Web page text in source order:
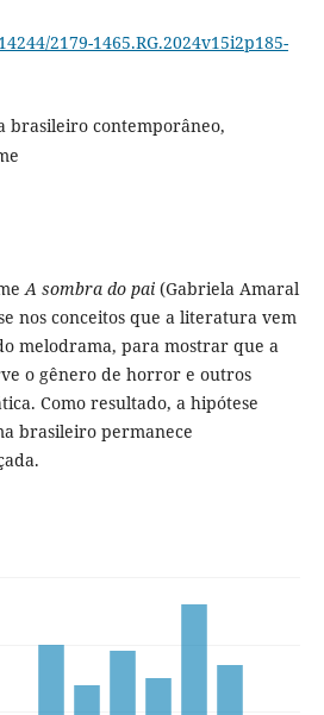
2179-1465.RG.2024v15i2p185-
brasileiro contemporâneo,
A sombra do pai(Gabriela Amaral
nos conceitos que a literatura vem
melodrama, para mostrar que a
o gênero de horror e outros
Como resultado, a hipótese
brasileiro permanece